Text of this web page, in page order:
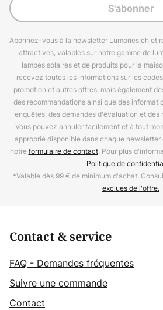
S'abonner
Abonnez-vous à la newsletter Lumories.ch et
attractives, valables sur notre gamme de
lampes solaires et de produits pour la
recevez toutes les informations sur les
promotion et autres offres, mais également
des recommandations ainsi que des
enquêtes, des demandes d'évaluation et
Vous pouvez annuler facilement et à tout
approprié disponible dans chaque
notreformulaire de contact. Pour plus
Politique de
*Valable dès 99 € de minimum d'achat.
exclues de l'offre.
Contact & service
FAQ - Demandes fréquentes
Suivre une commande
Contact